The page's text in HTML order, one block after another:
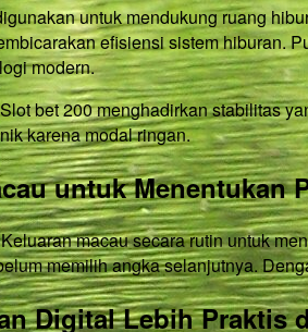
untuk mendukung ruang
efisiensi sistem hiburan.
modern.
bet 200 menghadirkan stabilitas
karena modal ringan.
untuk Menentukan
macau secara rutin untuk
memilih angka selanjutnya.
Digital Lebih Praktis